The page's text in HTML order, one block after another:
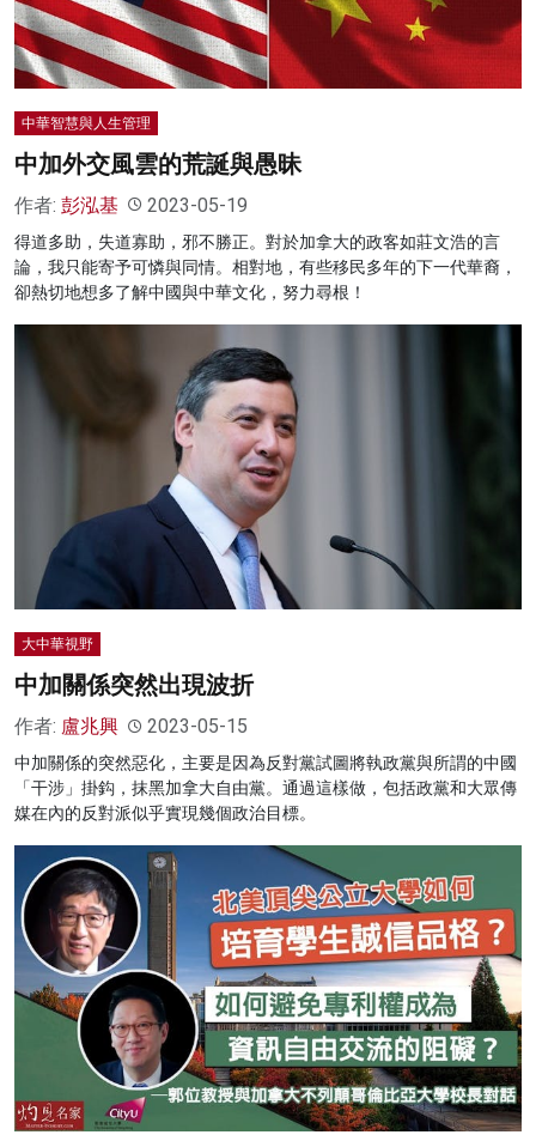
中華智慧與人生管理
中加外交風雲的荒誕與愚昧
作者: 彭泓基 2023-05-19
得道多助，失道寡助，邪不勝正。對於加拿大的政客如莊文浩的言
論，我只能寄予可憐與同情。相對地，有些移民多年的下一代華裔，
卻熱切地想多了解中國與中華文化，努力尋根！
大中華視野
中加關係突然出現波折
作者: 盧兆興 2023-05-15
中加關係的突然惡化，主要是因為反對黨試圖將執政黨與所謂的中國
「干涉」掛鈎，抹黑加拿大自由黨。通過這樣做，包括政黨和大眾傳
媒在內的反對派似乎實現幾個政治目標。